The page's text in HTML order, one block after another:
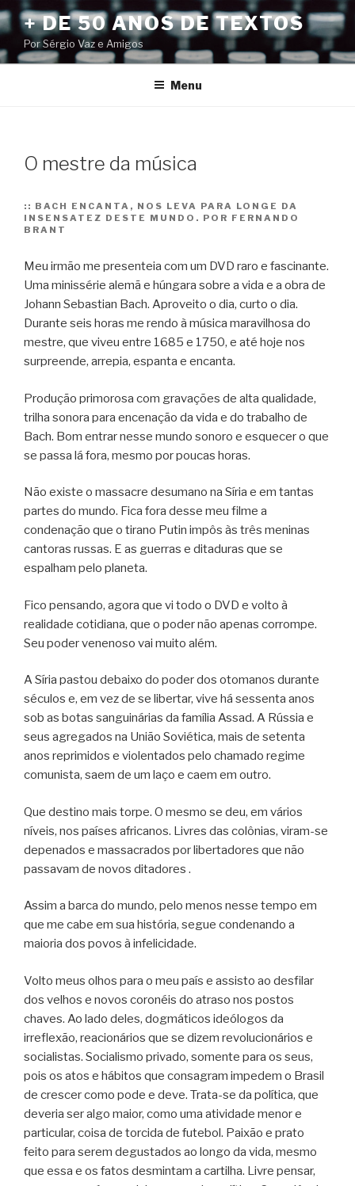
Pular
para
o
conteúdo
+ DE 50 ANOS DE TEXTOS
Por Sérgio Vaz e Amigos
Menu
O mestre da música
:: BACH ENCANTA, NOS LEVA PARA LONGE DA
INSENSATEZ DESTE MUNDO. POR FERNANDO
BRANT
Meu irmão me presenteia com um DVD raro e fascinante.
Uma minissérie alemã e húngara sobre a vida e a obra de
Johann Sebastian Bach. Aproveito o dia, curto o dia.
Durante seis horas me rendo à música maravilhosa do
mestre, que viveu entre 1685 e 1750, e até hoje nos
surpreende, arrepia, espanta e encanta.
Produção primorosa com gravações de alta qualidade,
trilha sonora para encenação da vida e do trabalho de
Bach. Bom entrar nesse mundo sonoro e esquecer o que
se passa lá fora, mesmo por poucas horas.
Não existe o massacre desumano na Síria e em tantas
partes do mundo. Fica fora desse meu filme a
condenação que o tirano Putin impôs às três meninas
cantoras russas. E as guerras e ditaduras que se
espalham pelo planeta.
Fico pensando, agora que vi todo o DVD e volto à
realidade cotidiana, que o poder não apenas corrompe.
Seu poder venenoso vai muito além.
A Síria pastou debaixo do poder dos otomanos durante
séculos e, em vez de se libertar, vive há sessenta anos
sob as botas sanguinárias da família Assad. A Rússia e
seus agregados na União Soviética, mais de setenta
anos reprimidos e violentados pelo chamado regime
comunista, saem de um laço e caem em outro.
Que destino mais torpe. O mesmo se deu, em vários
níveis, nos países africanos. Livres das colônias, viram-se
depenados e massacrados por libertadores que não
passavam de novos ditadores .
Assim a barca do mundo, pelo menos nesse tempo em
que me cabe em sua história, segue condenando a
maioria dos povos à infelicidade.
Volto meus olhos para o meu país e assisto ao desfilar
dos velhos e novos coronéis do atraso nos postos
chaves. Ao lado deles, dogmáticos ideólogos da
irreflexão, reacionários que se dizem revolucionários e
socialistas. Socialismo privado, somente para os seus,
pois os atos e hábitos que consagram impedem o Brasil
de crescer como pode e deve. Trata-se da política, que
deveria ser algo maior, como uma atividade menor e
particular, coisa de torcida de futebol. Paixão e prato
feito para serem degustados ao longo da vida, mesmo
que essa e os fatos desmintam a cartilha. Livre pensar,